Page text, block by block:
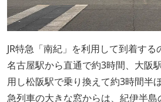
JR特急「南紀」を利用して到着する
名古屋駅から直通で約3時間、大阪
用し松阪駅で乗り換えて約3時間半
急列車の大きな窓からは、紀伊半